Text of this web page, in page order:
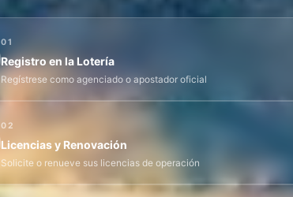
01
Registro en la Lotería
Regístrese como agenciado o apostador oficial
02
Licencias y Renovación
Solicite o renueve sus licencias de operación